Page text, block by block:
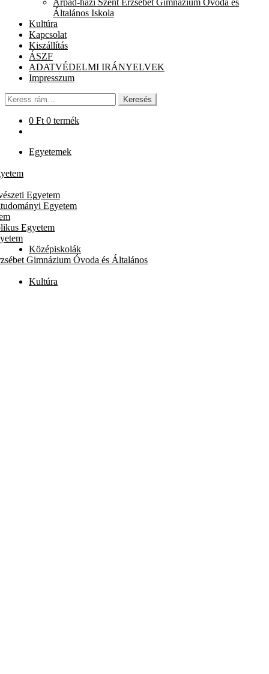
Árpád-házi Szent Erzsébet Gimnázium Óvoda és
Általános Iskola
Kultúra
Kapcsolat
Kiszállítás
ÁSZF
ADATVÉDELMI IRÁNYELVEK
Impresszum
Keresés
a
következőre:
Keresés
0 Ft 0 termék
Egyetemek
Egyetem
Egyetem
Egyetem
Középiskolák
Gimnázium Óvoda és Általános
Kultúra